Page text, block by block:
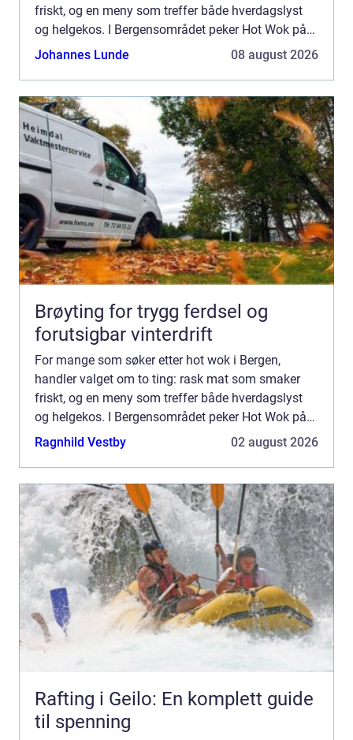
friskt, og en meny som treffer både hverdagslyst
og helgekos. I Bergensområdet peker Hot Wok på
Sartor Senter seg ut. Restauranten lig...
Johannes Lunde 08 august 2026
Brøyting for trygg ferdsel og
forutsigbar vinterdrift
For mange som søker etter hot wok i Bergen,
handler valget om to ting: rask mat som smaker
friskt, og en meny som treffer både hverdagslyst
og helgekos. I Bergensområdet peker Hot Wok på
Sartor Senter seg ut. Restauranten lig...
Ragnhild Vestby 02 august 2026
Rafting i Geilo: En komplett guide
til spenning